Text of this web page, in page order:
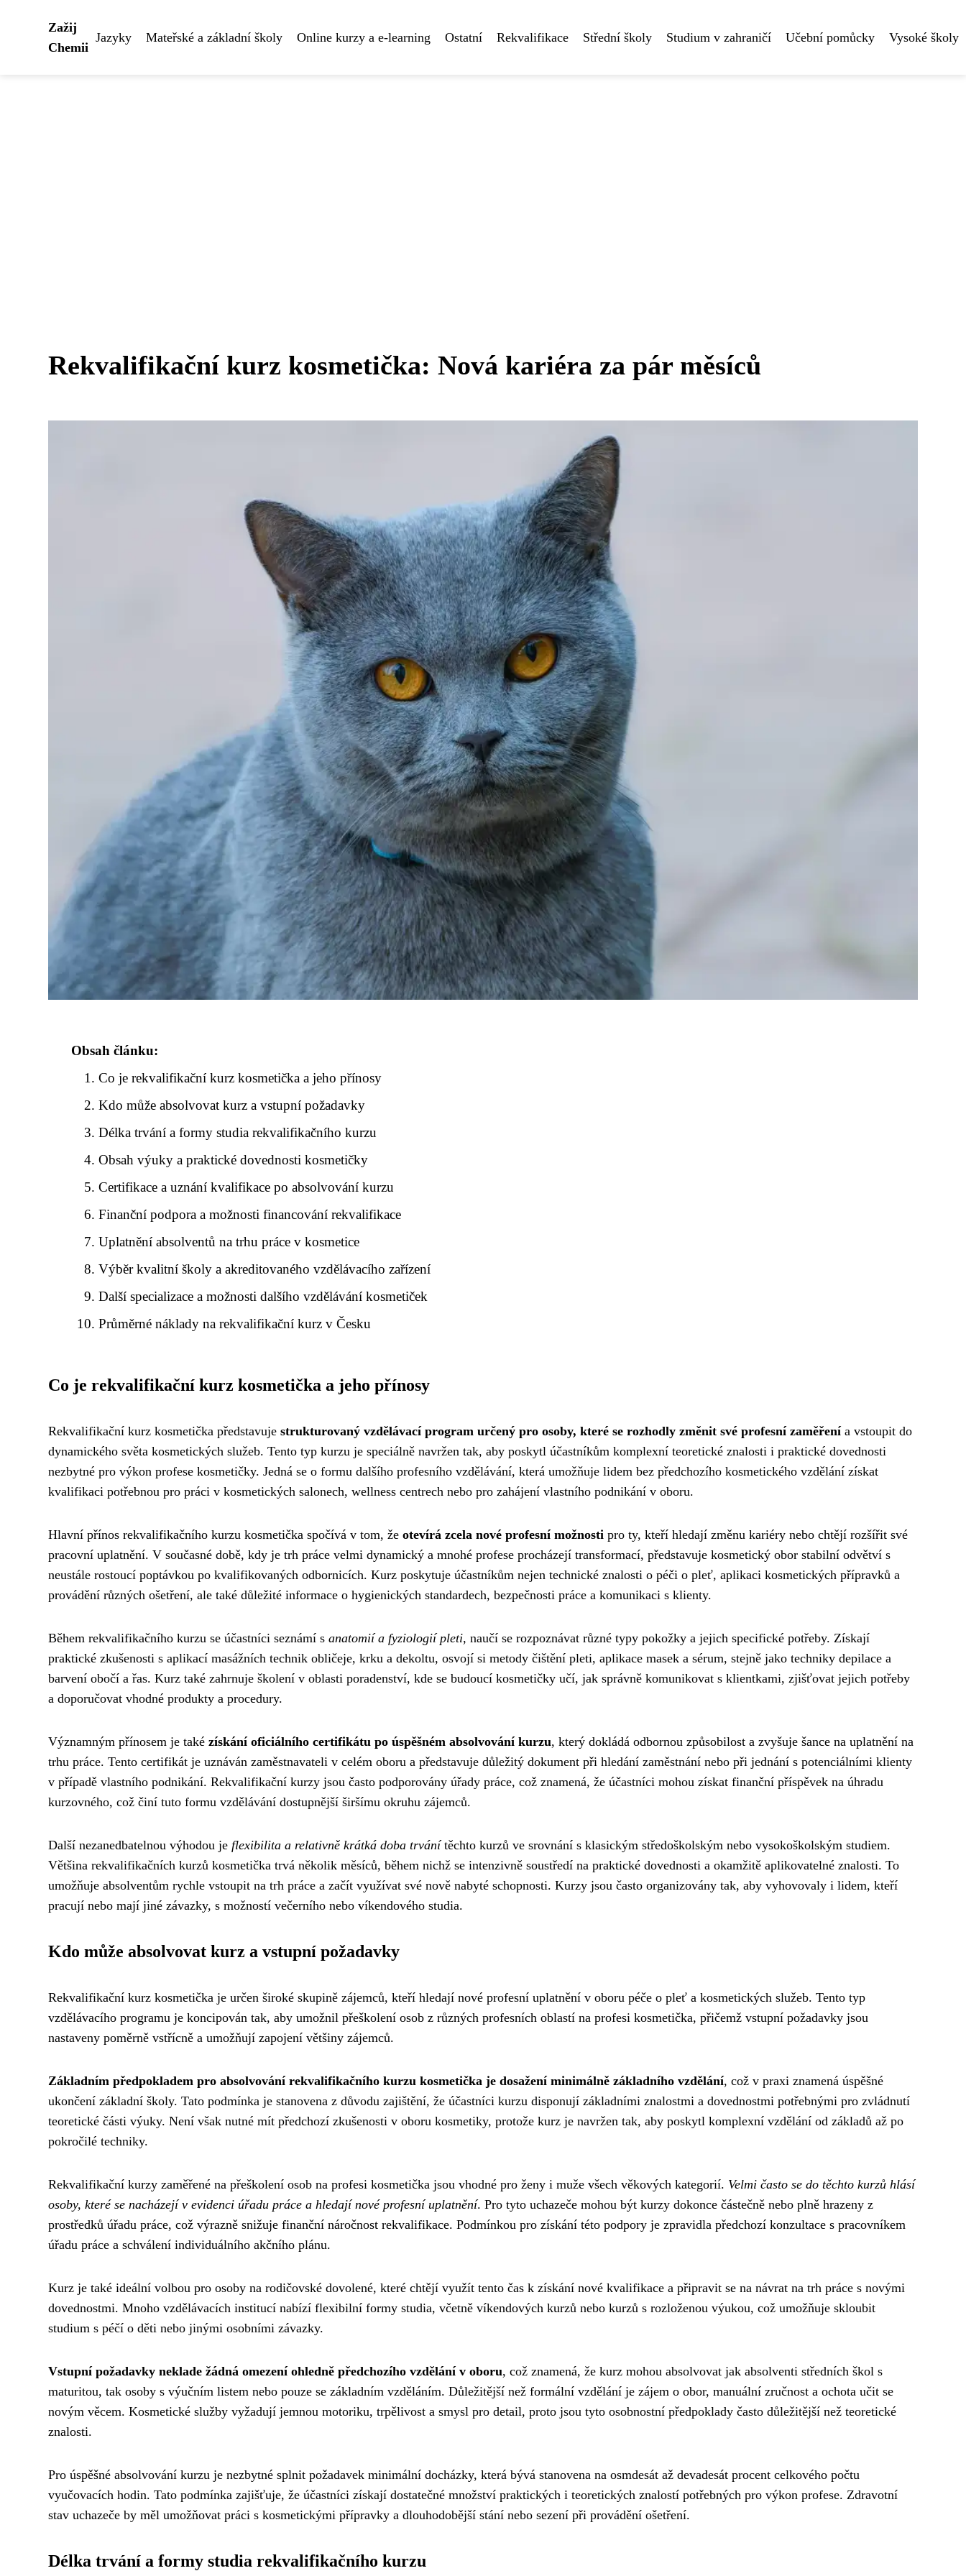
Zažij
Chemii
Jazyky Mateřské a základní školy Online kurzy a e-learning Ostatní Rekvalifikace Střední školy Studium v zahraničí Učební pomůcky Vysoké školy
Rekvalifikační kurz kosmetička: Nová kariéra za pár měsíců
Obsah článku:
Co je rekvalifikační kurz kosmetička a jeho přínosy
Kdo může absolvovat kurz a vstupní požadavky
Délka trvání a formy studia rekvalifikačního kurzu
Obsah výuky a praktické dovednosti kosmetičky
Certifikace a uznání kvalifikace po absolvování kurzu
Finanční podpora a možnosti financování rekvalifikace
Uplatnění absolventů na trhu práce v kosmetice
Výběr kvalitní školy a akreditovaného vzdělávacího zařízení
Další specializace a možnosti dalšího vzdělávání kosmetiček
Průměrné náklady na rekvalifikační kurz v Česku
Co je rekvalifikační kurz kosmetička a jeho přínosy
Rekvalifikační kurz kosmetička představuje strukturovaný vzdělávací program určený pro osoby, které se rozhodly změnit své profesní zaměřenía vstoupit do
dynamického světa kosmetických služeb. Tento typ kurzu je speciálně navržen tak, aby poskytl účastníkům komplexní teoretické znalosti i praktické dovednosti
nezbytné pro výkon profese kosmetičky. Jedná se o formu dalšího profesního vzdělávání, která umožňuje lidem bez předchozího kosmetického vzdělání získat
kvalifikaci potřebnou pro práci v kosmetických salonech, wellness centrech nebo pro zahájení vlastního podnikání v oboru.
Hlavní přínos rekvalifikačního kurzu kosmetička spočívá v tom, že otevírá zcela nové profesní možnosti pro ty, kteří hledají změnu kariéry nebo chtějí rozšířit své
pracovní uplatnění. V současné době, kdy je trh práce velmi dynamický a mnohé profese procházejí transformací, představuje kosmetický obor stabilní odvětví s
neustále rostoucí poptávkou po kvalifikovaných odbornicích. Kurz poskytuje účastníkům nejen technické znalosti o péči o pleť, aplikaci kosmetických přípravků a
provádění různých ošetření, ale také důležité informace o hygienických standardech, bezpečnosti práce a komunikaci s klienty.
Během rekvalifikačního kurzu se účastníci seznámí s anatomií a fyziologií pleti, naučí se rozpoznávat různé typy pokožky a jejich specifické potřeby. Získají
praktické zkušenosti s aplikací masážních technik obličeje, krku a dekoltu, osvojí si metody čištění pleti, aplikace masek a sérum, stejně jako techniky depilace a
barvení obočí a řas. Kurz také zahrnuje školení v oblasti poradenství, kde se budoucí kosmetičky učí, jak správně komunikovat s klientkami, zjišťovat jejich potřeby
a doporučovat vhodné produkty a procedury.
Významným přínosem je také získání oficiálního certifikátu po úspěšném absolvování kurzu, který dokládá odbornou způsobilost a zvyšuje šance na uplatnění na
trhu práce. Tento certifikát je uznáván zaměstnavateli v celém oboru a představuje důležitý dokument při hledání zaměstnání nebo při jednání s potenciálními klienty
v případě vlastního podnikání. Rekvalifikační kurzy jsou často podporovány úřady práce, což znamená, že účastníci mohou získat finanční příspěvek na úhradu
kurzovného, což činí tuto formu vzdělávání dostupnější širšímu okruhu zájemců.
Další nezanedbatelnou výhodou je flexibilita a relativně krátká doba trvánítěchto kurzů ve srovnání s klasickým středoškolským nebo vysokoškolským studiem.
Většina rekvalifikačních kurzů kosmetička trvá několik měsíců, během nichž se intenzivně soustředí na praktické dovednosti a okamžitě aplikovatelné znalosti. To
umožňuje absolventům rychle vstoupit na trh práce a začít využívat své nově nabyté schopnosti. Kurzy jsou často organizovány tak, aby vyhovovaly i lidem, kteří
pracují nebo mají jiné závazky, s možností večerního nebo víkendového studia.
Kdo může absolvovat kurz a vstupní požadavky
Rekvalifikační kurz kosmetička je určen široké skupině zájemců, kteří hledají nové profesní uplatnění v oboru péče o pleť a kosmetických služeb. Tento typ
vzdělávacího programu je koncipován tak, aby umožnil přeškolení osob z různých profesních oblastí na profesi kosmetička, přičemž vstupní požadavky jsou
nastaveny poměrně vstřícně a umožňují zapojení většiny zájemců.
Základním předpokladem pro absolvování rekvalifikačního kurzu kosmetička je dosažení minimálně základního vzdělání, což v praxi znamená úspěšné
ukončení základní školy. Tato podmínka je stanovena z důvodu zajištění, že účastníci kurzu disponují základními znalostmi a dovednostmi potřebnými pro zvládnutí
teoretické části výuky. Není však nutné mít předchozí zkušenosti v oboru kosmetiky, protože kurz je navržen tak, aby poskytl komplexní vzdělání od základů až po
pokročilé techniky.
Rekvalifikační kurzy zaměřené na přeškolení osob na profesi kosmetička jsou vhodné pro ženy i muže všech věkových kategorií. Velmi často se do těchto kurzů hlásí
osoby, které se nacházejí v evidenci úřadu práce a hledají nové profesní uplatnění. Pro tyto uchazeče mohou být kurzy dokonce částečně nebo plně hrazeny z
prostředků úřadu práce, což výrazně snižuje finanční náročnost rekvalifikace. Podmínkou pro získání této podpory je zpravidla předchozí konzultace s pracovníkem
úřadu práce a schválení individuálního akčního plánu.
Kurz je také ideální volbou pro osoby na rodičovské dovolené, které chtějí využít tento čas k získání nové kvalifikace a připravit se na návrat na trh práce s novými
dovednostmi. Mnoho vzdělávacích institucí nabízí flexibilní formy studia, včetně víkendových kurzů nebo kurzů s rozloženou výukou, což umožňuje skloubit
studium s péčí o děti nebo jinými osobními závazky.
Vstupní požadavky neklade žádná omezení ohledně předchozího vzdělání v oboru, což znamená, že kurz mohou absolvovat jak absolventi středních škol s
maturitou, tak osoby s výučním listem nebo pouze se základním vzděláním. Důležitější než formální vzdělání je zájem o obor, manuální zručnost a ochota učit se
novým věcem. Kosmetické služby vyžadují jemnou motoriku, trpělivost a smysl pro detail, proto jsou tyto osobnostní předpoklady často důležitější než teoretické
znalosti.
Pro úspěšné absolvování kurzu je nezbytné splnit požadavek minimální docházky, která bývá stanovena na osmdesát až devadesát procent celkového počtu
vyučovacích hodin. Tato podmínka zajišťuje, že účastníci získají dostatečné množství praktických i teoretických znalostí potřebných pro výkon profese. Zdravotní
stav uchazeče by měl umožňovat práci s kosmetickými přípravky a dlouhodobější stání nebo sezení při provádění ošetření.
Délka trvání a formy studia rekvalifikačního kurzu